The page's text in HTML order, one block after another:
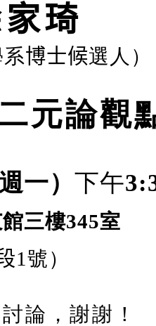
琦
博士候選人 ）
元論觀
一） 下午3
館三樓345室
1 號）
論，謝謝！